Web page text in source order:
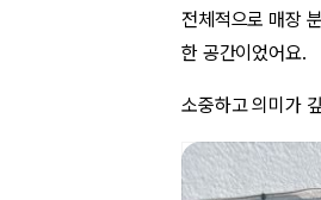
전체적으로 매장
한 공간이었어요.
소중하고 의미가